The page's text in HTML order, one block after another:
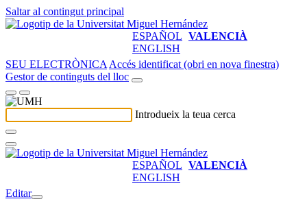
Saltar al contingut principal
ESPAÑOL VALENCIÀ
ENGLISH
SEU ELECTRÒNICA Accés identificat (obri en nova finestra)
Gestor de continguts del lloc
Introdueix la teua cerca
ESPAÑOL VALENCIÀ
ENGLISH
Editar